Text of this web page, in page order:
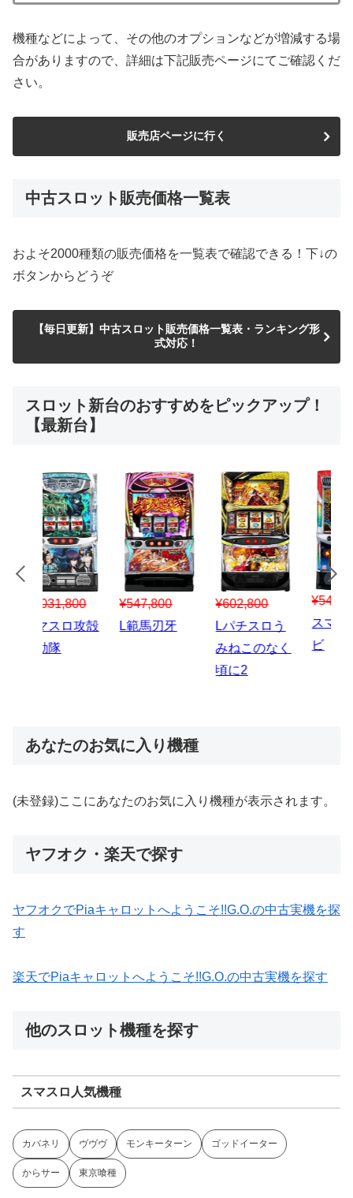
機種などによって、その他のオプションなどが増減する場
合がありますので、詳細は下記販売ページにてご確認くだ
さい。
販売店ページに行く
中古スロット販売価格一覧表
およそ2000種類の販売価格を一覧表で確認できる！下↓の
ボタンからどうぞ
【毎日更新】中古スロット販売価格一覧表・ランキング形
式対応！
スロット新台のおすすめをピックアップ！
【最新台】
¥547,800
スマスロハナ
ビ
¥150,000
スマスロ秘宝
¥1,867,800
Lパチスロ 炎
炎ノ消防隊2
あなたのお気に入り機種
(未登録)ここにあなたのお気に入り機種が表示されます。
ヤフオク・楽天で探す
ヤフオクでPiaキャロットへようこそ!!G.O.の中古実機を探
す
楽天でPiaキャロットへようこそ!!G.O.の中古実機を探す
他のスロット機種を探す
スマスロ人気機種
カバネリ ヴヴヴ モンキーターン ゴッドイーター
からサー 東京喰種